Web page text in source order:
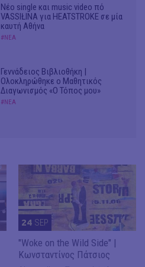
Νέο single και music video πό
VASSIŁINA για HEATSTROKE σε μία
καυτή Αθήνα
#ΝΕΑ
Γεννάδειος Βιβλιοθήκη |
Ολοκληρώθηκε ο Μαθητικός
Διαγωνισμός «Ο Τόπος μου»
#ΝΕΑ
24 SEP
"Woke on the Wild Side" |
Κωνσταντίνος Πάτσιος